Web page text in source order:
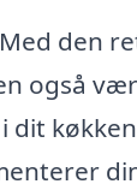
den
også
dit